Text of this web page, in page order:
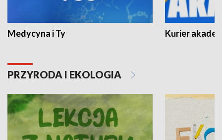
Medycyna i Ty Kurier
PRZYRODA I EKOLOGIA